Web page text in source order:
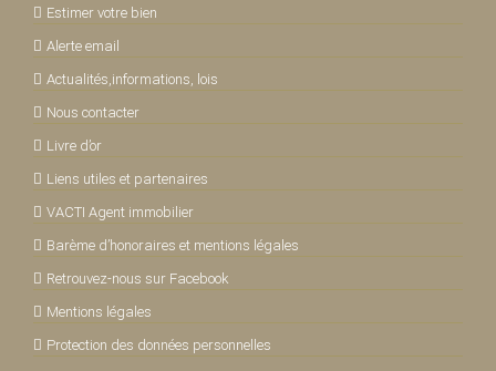
Estimer votre bien
Alerte email
Actualités,informations, lois
Nous contacter
Livre d’or
Liens utiles et partenaires
VACTI Agent immobilier
Barème d’honoraires et mentions légales
Retrouvez-nous sur Facebook
Mentions légales
Protection des données personnelles